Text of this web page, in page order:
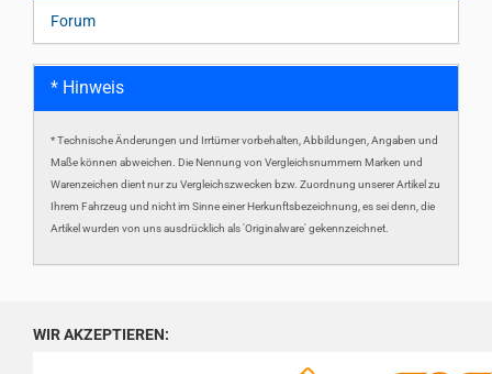
Forum
* Hinweis
* Technische Änderungen und Irrtümer vorbehalten, Abbildungen, Angaben und
Maße können abweichen. Die Nennung von Vergleichsnummern Marken und
Warenzeichen dient nur zu Vergleichszwecken bzw. Zuordnung unserer Artikel zu
Ihrem Fahrzeug und nicht im Sinne einer Herkunftsbezeichnung, es sei denn, die
Artikel wurden von uns ausdrücklich als 'Originalware' gekennzeichnet.
WIR AKZEPTIEREN: